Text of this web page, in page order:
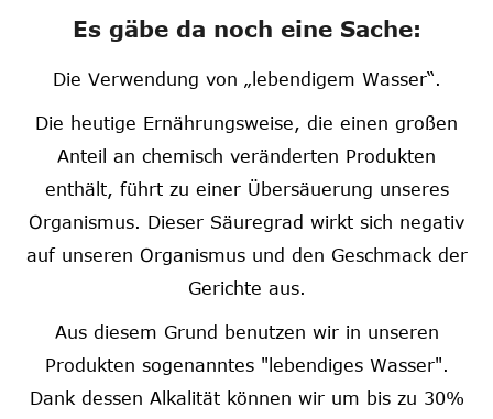
Es gäbe da noch eine Sache:
Die Verwendung von „lebendigem Wasser“.
Die heutige Ernährungsweise, die einen großen
Anteil an chemisch veränderten Produkten
enthält, führt zu einer Übersäuerung unseres
Organismus. Dieser Säuregrad wirkt sich negativ
auf unseren Organismus und den Geschmack der
Gerichte aus.
Aus diesem Grund benutzen wir in unseren
Produkten sogenanntes "lebendiges Wasser".
Dank dessen Alkalität können wir um bis zu 30%